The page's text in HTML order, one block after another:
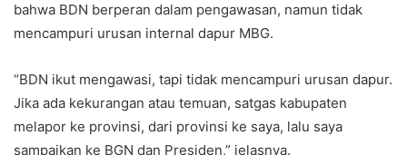
bahwa BDN berperan dalam pengawasan, namun tidak
mencampuri urusan internal dapur MBG.
“BDN ikut mengawasi, tapi tidak mencampuri urusan dapur.
Jika ada kekurangan atau temuan, satgas kabupaten
melapor ke provinsi, dari provinsi ke saya, lalu saya
sampaikan ke BGN dan Presiden,” jelasnya.